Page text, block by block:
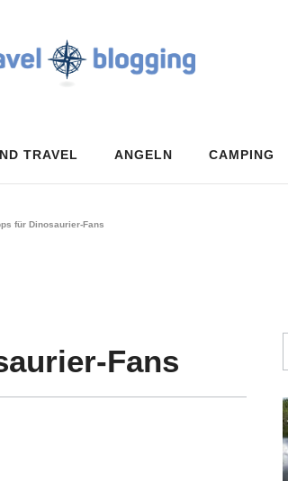
TRAVEL ANGELN CAMPING
für Dinosaurier-Fans
Fans